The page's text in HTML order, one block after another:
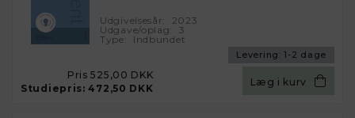
Levering: 1-2 dage
Dreyer;Kathrine Hoffmann Pii;Mette Spliid
Ludvigsen;Trine Lassen;Birgitte
Hansson;Maria Kristiansen;Karin
Brochstedt Dieperink;Jeanette
Bernild;Katrine Haase;Ben Farid Røjgård
Nielsen;Sabine Heesemann;Lene Damgård
Olesen;Marianne Busck-Rasmussen;Malene
Udgivelsesår:
2023
Udgave/oplag:
3
Type:
Indbundet
Pris 525,00 DKK
Studiepris: 472,50 DKK
Læg i kurv